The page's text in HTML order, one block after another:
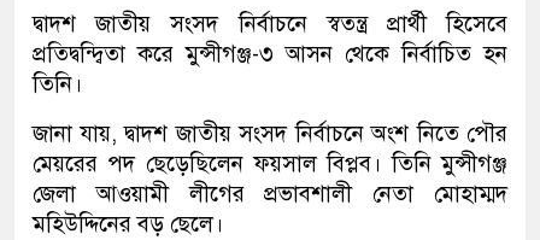
দ্বাদশ জাতীয় সংসদ নির্বাচনে স্বতন্ত্র প্রার্থী হিসেবে
প্রতিদ্বন্দ্বিতা করে মুন্সীগঞ্জ-৩ আসন থেকে নির্বাচিত হন
তিনি।
জানা যায়, দ্বাদশ জাতীয় সংসদ নির্বাচনে অংশ নিতে পৌর
মেয়রের পদ ছেড়েছিলেন ফয়সাল বিপ্লব। তিনি মুন্সীগঞ্জ
জেলা আওয়ামী লীগের প্রভাবশালী নেতা মোহাম্মদ
মহিউদ্দিনের বড় ছেলে।